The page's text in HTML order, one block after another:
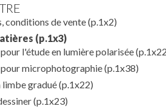
conditions de vente(p.1x2)
(p.1x3)
l'étude en lumière polarisée
microphotographie(p.1x38)
limbe gradué(p.1x22)
(p.1x23)